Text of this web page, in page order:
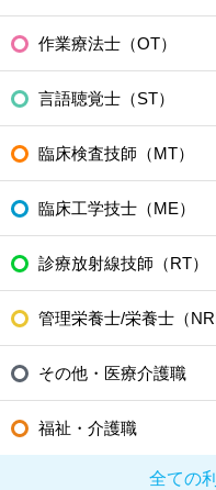
作業療法士（OT）
言語聴覚士（ST）
臨床検査技師（MT）
臨床工学技士（ME）
診療放射線技師（RT）
管理栄養士/栄養士（
その他・医療介護職
福祉・介護職
全ての